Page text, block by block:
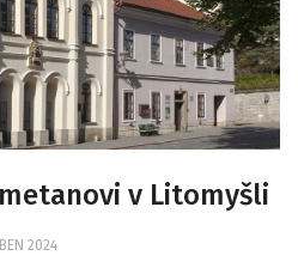
v Litomyšli
2024